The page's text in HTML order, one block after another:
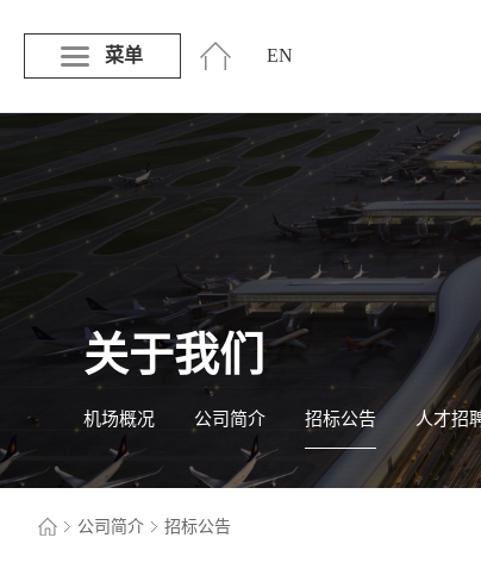
菜单 EN
关于我们
机场概况 公司简介 招标公告 人才招
公司简介 招标公告